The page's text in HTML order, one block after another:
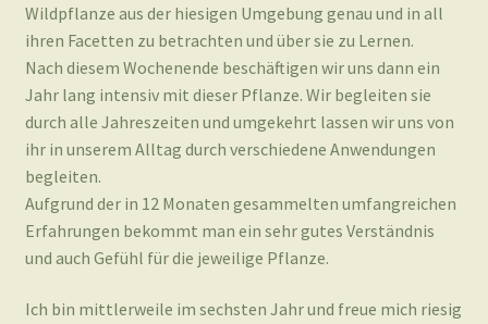
Wildpflanze aus der hiesigen Umgebung genau und in all
ihren Facetten zu betrachten und über sie zu Lernen.
Nach diesem Wochenende beschäftigen wir uns dann ein
Jahr lang intensiv mit dieser Pflanze. Wir begleiten sie
durch alle Jahreszeiten und umgekehrt lassen wir uns von
ihr in unserem Alltag durch verschiedene Anwendungen
begleiten.
Aufgrund der in 12 Monaten gesammelten umfangreichen
Erfahrungen bekommt man ein sehr gutes Verständnis
und auch Gefühl für die jeweilige Pflanze.
Ich bin mittlerweile im sechsten Jahr und freue mich riesig